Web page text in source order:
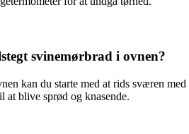
svinemørbrad i ovnen?
kan du starte med at rids sværen
at blive sprød og knasende.